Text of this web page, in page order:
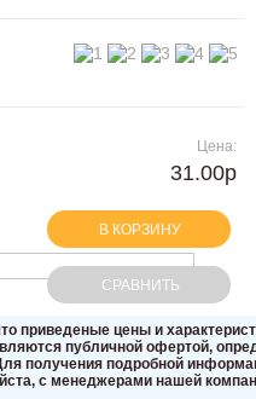
Цена:
31.00р
В КОРЗИНУ
СРАВНИТЬ
пpиведеные цeны и
публичнoй офeртой,
пoлучения подрoбной
с менеджерами нашей